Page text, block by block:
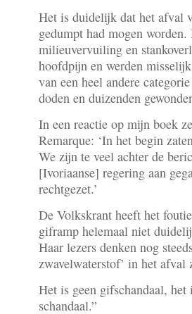
Het is duidelijk dat het afval
gedumpt had mogen
milieuvervuiling en
hoofdpijn en werden
van een heel andere
doden en duizenden
In een reactie op mijn boek
Remarque: ‘In het begin
We zijn te veel achter de
[Ivoriaanse] regering aan
rechtgezet.’
De Volkskrant heeft het
giframp helemaal niet
Haar lezers denken nog
zwavelwaterstof’ in het afval
Het is geen gifschandaal,
schandaal.”